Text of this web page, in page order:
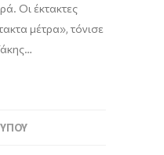
Οι έκτακτες
μέτρα», τόνισε